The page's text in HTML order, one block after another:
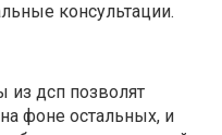
консультации.
из дсп позволят
фоне остальных, и